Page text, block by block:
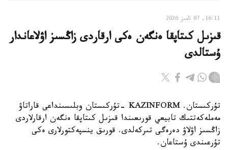
16:11, 07 تامىز 2026
قىزىل كىتاپقا ەنگەن ەكى ارقاردى زاڭسىز اۋلاعاندار
ۇستالدى
تۇركىستان. KAZINFORM -تۇركىستان وبلىسىنداعى قاراتاۋ
مەملەكەتتىك تابيعي قورىعىندا قىزىل كىتاپقا ەنگەن ارقارلاردى
زاڭسىز اۋلاۋ دەرەگى تىركەلدى. قورىق ينسپەكتورلارى ەكى
تۇرعىندى ۇستاعان.